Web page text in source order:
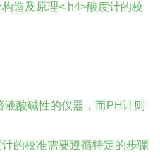
造及原理< h4>酸度计的校
酸碱性的仪器，而PH计则
的校准需要遵循特定的步骤